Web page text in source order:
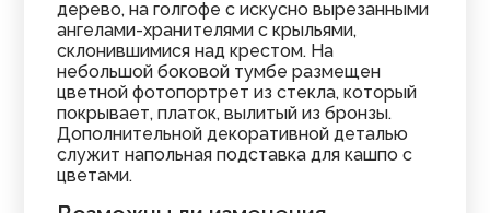
дерево, на голгофе с искусно вырезанными
ангелами-хранителями с крыльями,
склонившимися над крестом. На
небольшой боковой тумбе размещен
цветной фотопортрет из стекла, который
покрывает, платок, вылитый из бронзы.
Дополнительной декоративной деталью
служит напольная подставка для кашпо с
цветами.